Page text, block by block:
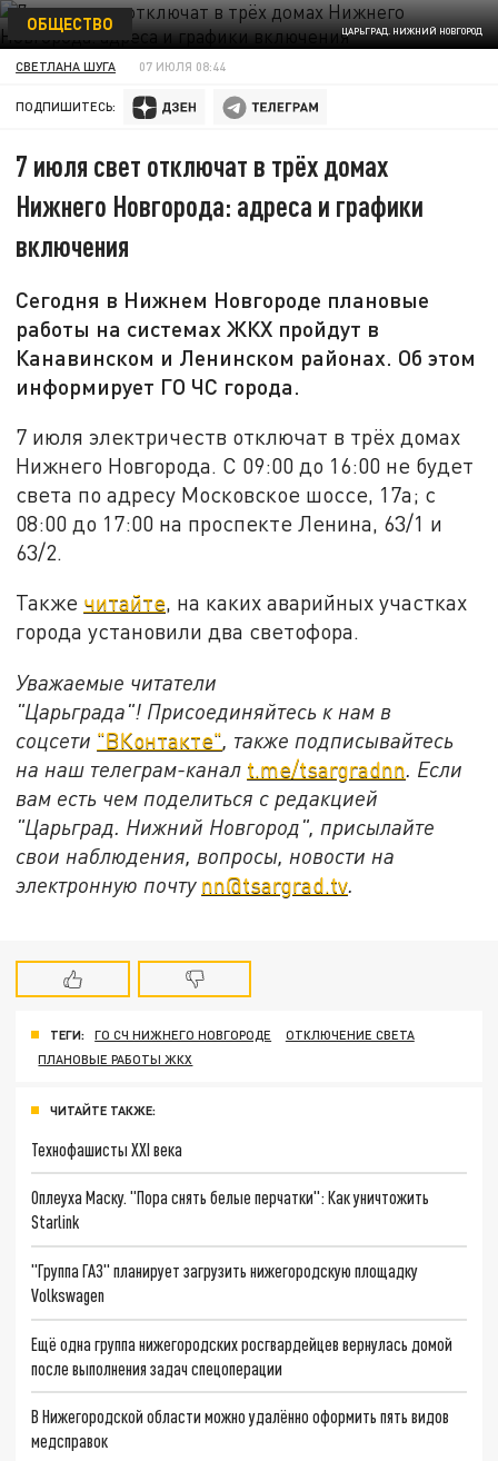
ЦАРЬГРАД. НИЖНИЙ НОВГОРОД
ОБЩЕСТВО
СВЕТЛАНА ШУГА 07 ИЮЛЯ 08:44
ПОДПИШИТЕСЬ:
7 июля свет отключат в трёх домах
Нижнего Новгорода: адреса и графики
включения
Сегодня в Нижнем Новгороде плановые
работы на системах ЖКХ пройдут в
Канавинском и Ленинском районах. Об этом
информирует ГО ЧС города.
7 июля электричеств отключат в трёх домах
Нижнего Новгорода. С 09:00 до 16:00 не будет
света по адресу Московское шоссе, 17а; с
08:00 до 17:00 на проспекте Ленина, 63/1 и
63/2.
Также читайте, на каких аварийных участках
города установили два светофора.
Уважаемые читатели
"Царьграда"! Присоединяйтесь к нам в
соцсети "ВКонтакте", также подписывайтесь
на наш телеграм-канал t.me/tsargradnn. Если
вам есть чем поделиться с редакцией
"Царьград. Нижний Новгород", присылайте
свои наблюдения, вопросы, новости на
электронную почту nn@tsargrad.tv.
ТЕГИ: ГО СЧ НИЖНЕГО НОВГОРОДЕ
ОТКЛЮЧЕНИЕ СВЕТА
ПЛАНОВЫЕ РАБОТЫ ЖКХ
ЧИТАЙТЕ ТАКЖЕ:
Технофашисты XXI века
Оплеуха Маску. "Пора снять белые перчатки": Как уничтожить
Starlink
"Группа ГАЗ" планирует загрузить нижегородскую площадку
Volkswagen
Ещё одна группа нижегородских росгвардейцев вернулась домой
после выполнения задач спецоперации
В Нижегородской области можно удалённо оформить пять видов
медсправок